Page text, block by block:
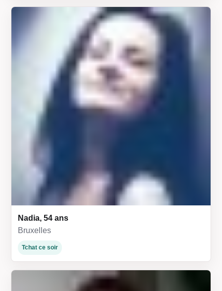
Nadia, 54 ans
Bruxelles
Tchat ce soir